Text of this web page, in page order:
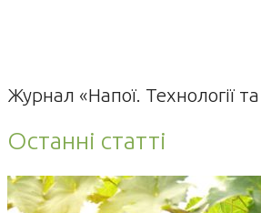
Журнал «Напої. Технології та
Останні статті